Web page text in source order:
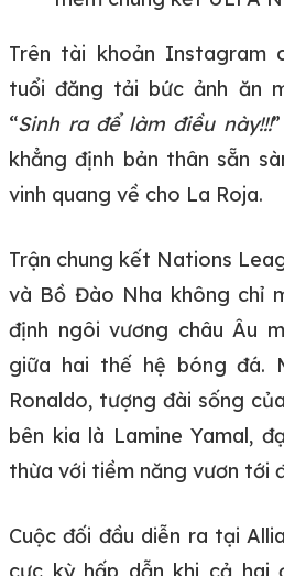
Trên tài khoản Instagram
tuổi đăng tải bức ảnh ăn
“Sinh ra để làm điều này!!!
khẳng định bản thân sẵn
vinh quang về cho La Roja.
Trận chung kết Nations
và Bồ Đào Nha không chỉ
định ngôi vương châu Âu
giữa hai thế hệ bóng đá.
Ronaldo, tượng đài sống
bên kia là Lamine Yamal,
thừa với tiềm năng vươn tới
Cuộc đối đầu diễn ra tại